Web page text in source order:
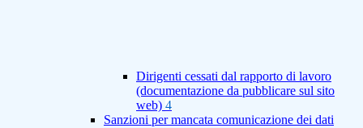
Dirigenti cessati dal rapporto di lavoro
(documentazione da pubblicare sul sito
web) 4
Sanzioni per mancata comunicazione dei dati